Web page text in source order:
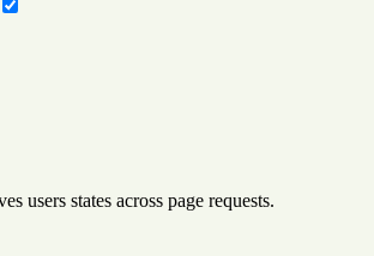
users states across page requests.